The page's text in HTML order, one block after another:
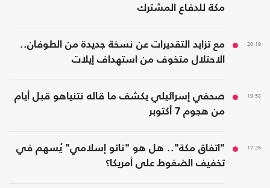
مكة للدفاع المشترك
20:19
مع تزايد التقديرات عن نسخة جديدة من الطوفان..
الاحتلال متخوف من استهداف إيلات
19:58
صحفي إسرائيلي يكشف ما قاله نتنياهو قبل أيام
من هجوم 7 أكتوبر
17:26
"اتفاق مكة".. هل هو "ناتو إسلامي" يُسهم في
تخفيف الضغوط على أمريكا؟